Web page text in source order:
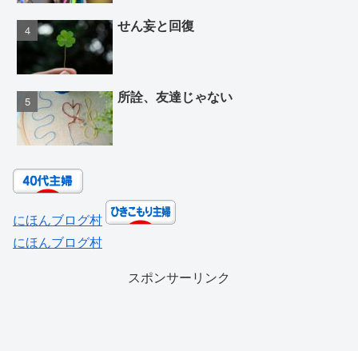
せん妄と回復
所詮、友達じゃない
にほんブログ村
にほんブログ村
スポンサーリンク